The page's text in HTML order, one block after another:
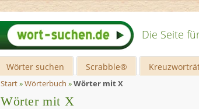
Die Seite
Wörter suchen Scrabble®
Start»Wörterbuch »Wörter mit X
Wörter mit X